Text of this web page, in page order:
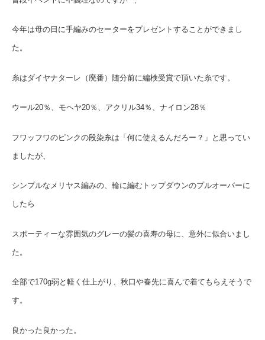
今年は母の日に手編みのセーターをプレゼントすることができまし
た。
糸はダイヤナターレ（廃番）随分前に編検受賞で頂いた糸です。
ウール20％、モヘヤ20％、アクリル34％、ナイロン28％
フワッフワのピンクの段染糸は「何に使えるんだろー？」と思ってい
ましたが、
シンプルなメリヤス編みの、輪に編むトップダウンのプルオーバーに
したら
スポーティーな雰囲気のグレーの髪の喜寿の母に、意外に似合いまし
た。
全部で170g弱と軽く仕上がり、秋口や春先に喜んで着てもらえそうで
す。
良かった良かった。